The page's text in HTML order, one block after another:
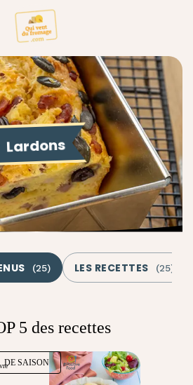
Lardons
(25) LES RECETTES (25)
5 des recettes
DE SAISON